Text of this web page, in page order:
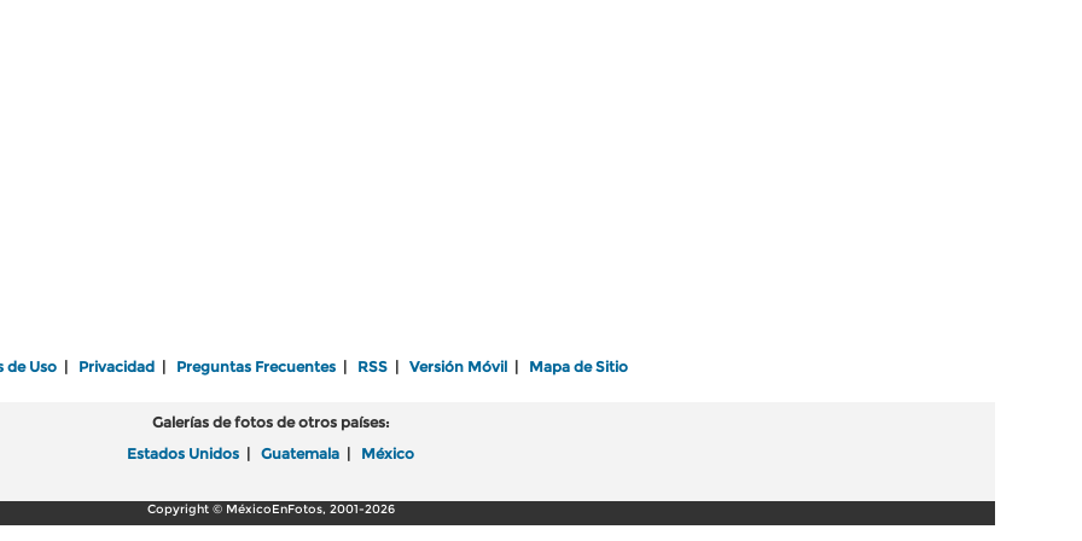
de Uso Privacidad Preguntas Frecuentes RSS Versión Móvil Mapa de Sitio
Galerías de fotos de otros países:
Estados Unidos
Guatemala México
Copyright © MéxicoEnFotos, 2001-2026